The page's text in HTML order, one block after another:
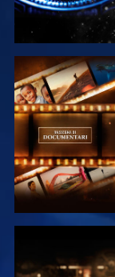
ESPLORA LE
SERIE
ESPLORA LE